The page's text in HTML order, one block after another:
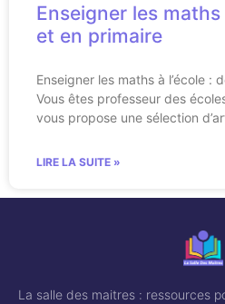
Enseigner les
et en primaire
Enseigner les maths à l’école :
Vous êtes professeur des
vous propose une sélection
LIRE LA SUITE »
La salle des maitres : ressources